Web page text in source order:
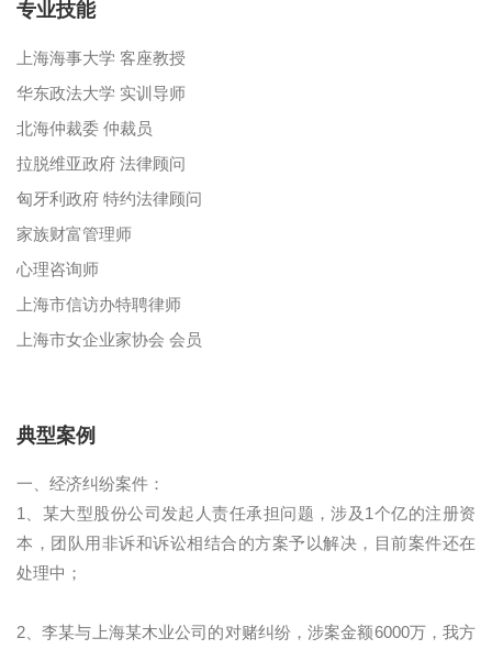
专业技能
上海海事大学 客座教授
华东政法大学 实训导师
北海仲裁委 仲裁员
拉脱维亚政府 法律顾问
匈牙利政府 特约法律顾问
家族财富管理师
心理咨询师
上海市信访办特聘律师
上海市女企业家协会 会员
典型案例
一、经济纠纷案件：
1、某大型股份公司发起人责任承担问题，涉及1个亿的注册资
本，团队用非诉和诉讼相结合的方案予以解决，目前案件还在
处理中；
2、李某与上海某木业公司的对赌纠纷，涉案金额6000万，我方